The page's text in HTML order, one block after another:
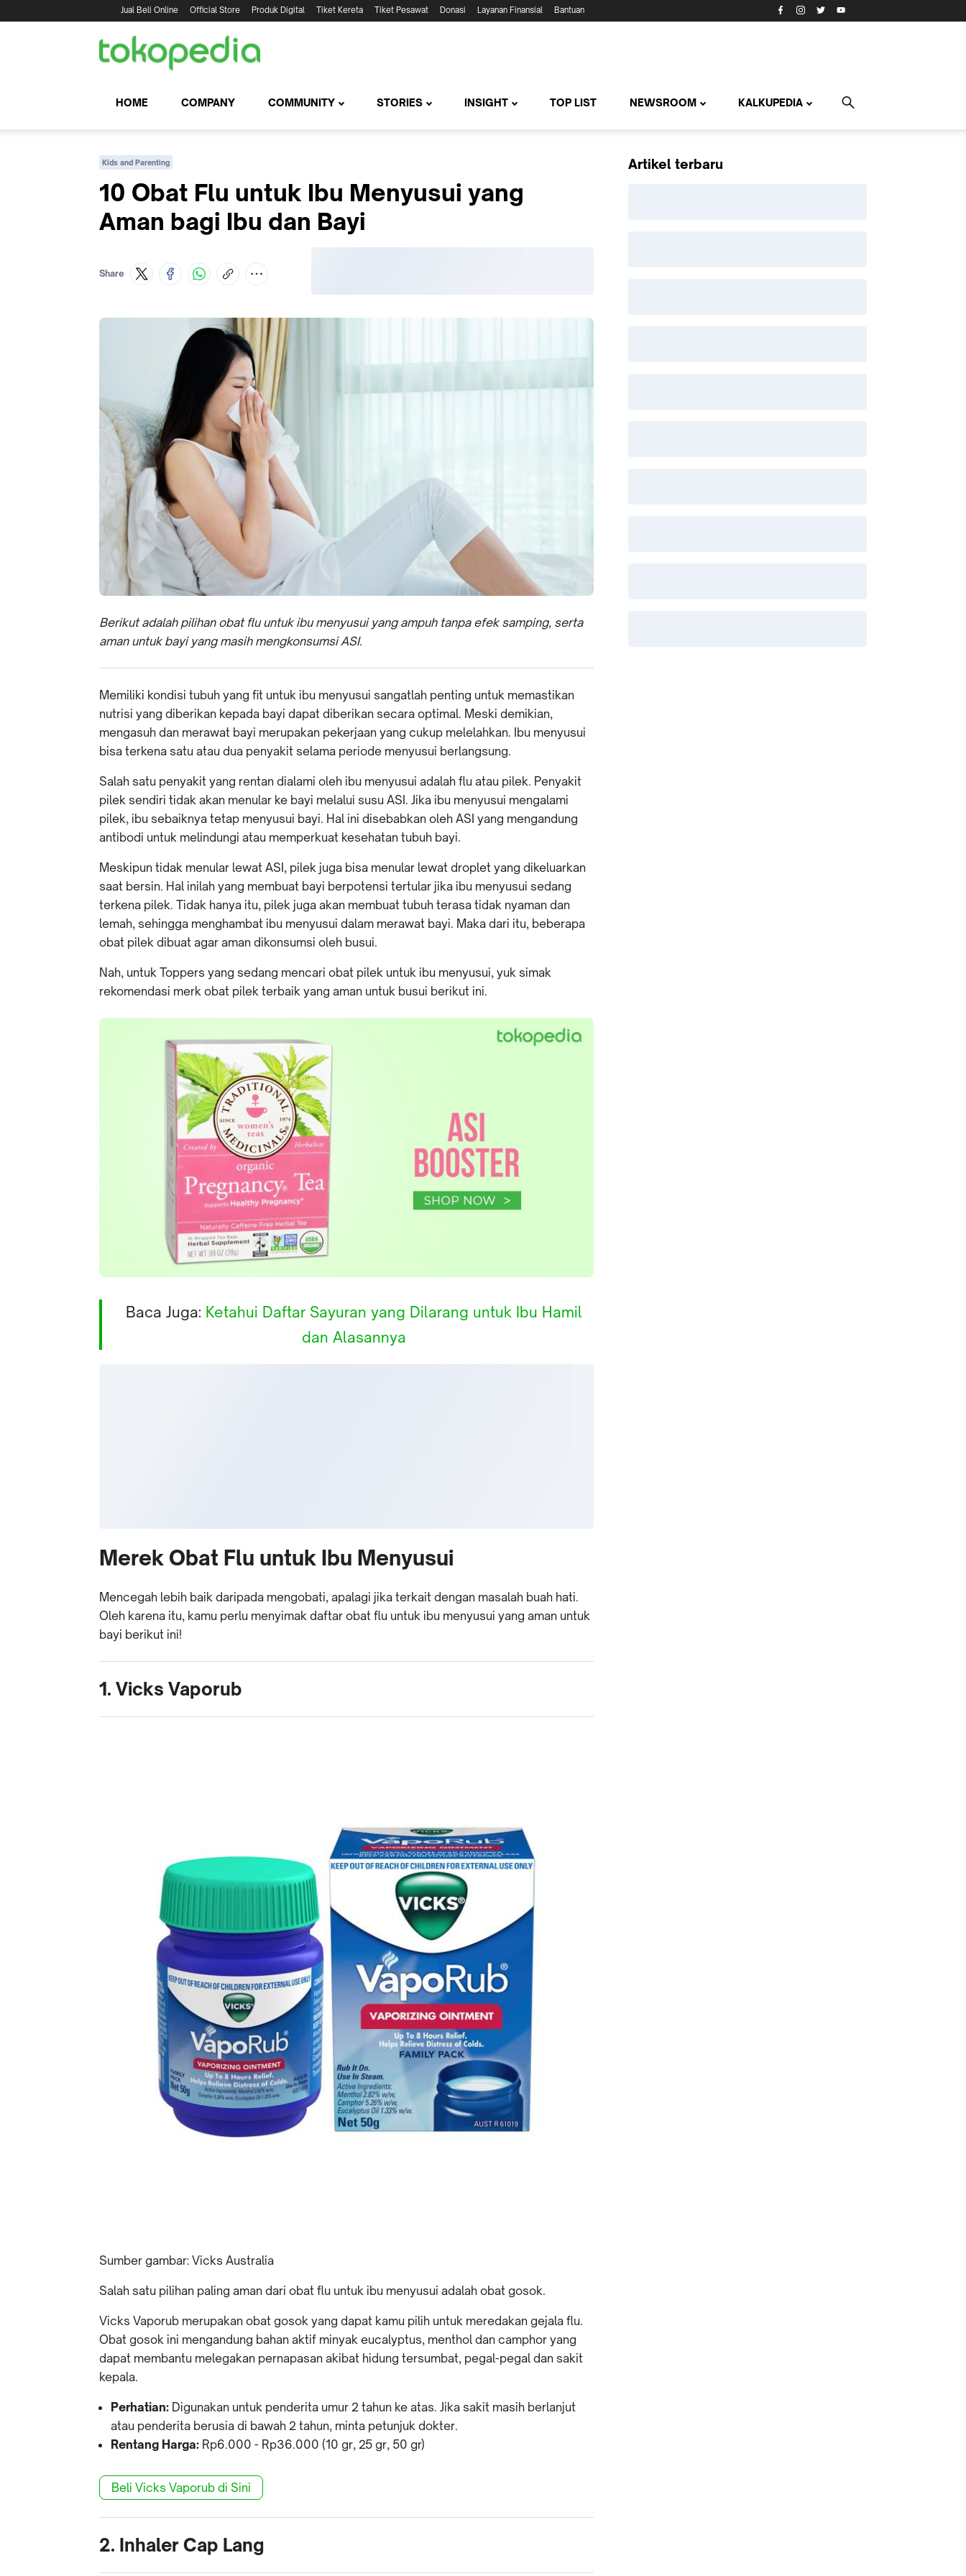
Jual Beli Online Official Store Produk Digital Tiket Kereta Tiket Pesawat Donasi Layanan Finansial Bantuan
HOME COMPANY COMMUNITY STORIES INSIGHT TOP LIST NEWSROOM KALKUPEDIA
Kids and Parenting
10 Obat Flu untuk Ibu Menyusui yang
Aman bagi Ibu dan Bayi
Share
Berikut adalah pilihan obat flu untuk ibu menyusui yang ampuh tanpa efek samping, serta
aman untuk bayi yang masih mengkonsumsi ASI.
Memiliki kondisi tubuh yang fit untuk ibu menyusui sangatlah penting untuk memastikan
nutrisi yang diberikan kepada bayi dapat diberikan secara optimal. Meski demikian,
mengasuh dan merawat bayi merupakan pekerjaan yang cukup melelahkan. Ibu menyusui
bisa terkena satu atau dua penyakit selama periode menyusui berlangsung.
Salah satu penyakit yang rentan dialami oleh ibu menyusui adalah flu atau pilek. Penyakit
pilek sendiri tidak akan menular ke bayi melalui susu ASI. Jika ibu menyusui mengalami
pilek, ibu sebaiknya tetap menyusui bayi. Hal ini disebabkan oleh ASI yang mengandung
antibodi untuk melindungi atau memperkuat kesehatan tubuh bayi.
Meskipun tidak menular lewat ASI, pilek juga bisa menular lewat droplet yang dikeluarkan
saat bersin. Hal inilah yang membuat bayi berpotensi tertular jika ibu menyusui sedang
terkena pilek. Tidak hanya itu, pilek juga akan membuat tubuh terasa tidak nyaman dan
lemah, sehingga menghambat ibu menyusui dalam merawat bayi. Maka dari itu, beberapa
obat pilek dibuat agar aman dikonsumsi oleh busui.
Nah, untuk Toppers yang sedang mencari obat pilek untuk ibu menyusui, yuk simak
rekomendasi merk obat pilek terbaik yang aman untuk busui berikut ini.
Baca Juga: Ketahui Daftar Sayuran yang Dilarang untuk Ibu Hamil
dan Alasannya
Merek Obat Flu untuk Ibu Menyusui
Mencegah lebih baik daripada mengobati, apalagi jika terkait dengan masalah buah hati.
Oleh karena itu, kamu perlu menyimak daftar obat flu untuk ibu menyusui yang aman untuk
bayi berikut ini!
1. Vicks Vaporub
Sumber gambar: Vicks Australia
Salah satu pilihan paling aman dari obat flu untuk ibu menyusui adalah obat gosok.
Vicks Vaporub merupakan obat gosok yang dapat kamu pilih untuk meredakan gejala flu.
Obat gosok ini mengandung bahan aktif minyak eucalyptus, menthol dan camphor yang
dapat membantu melegakan pernapasan akibat hidung tersumbat, pegal-pegal dan sakit
kepala.
Perhatian: Digunakan untuk penderita umur 2 tahun ke atas. Jika sakit masih berlanjut
atau penderita berusia di bawah 2 tahun, minta petunjuk dokter.
Rentang Harga: Rp6.000 - Rp36.000 (10 gr, 25 gr, 50 gr)
Beli Vicks Vaporub di Sini
2. Inhaler Cap Lang
Artikel terbaru